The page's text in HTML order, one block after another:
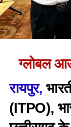
ग्लोबल
रायपुर,
(ITPO),